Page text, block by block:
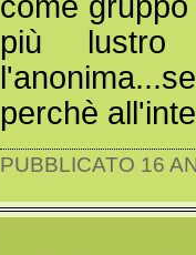
più lustro
perchè
PUBBLICATO 16